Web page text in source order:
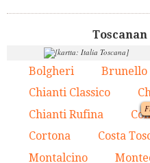
Bolgheri Brunello
Chianti Classico
Chianti Rufina
Cortona Costa
Montalcino